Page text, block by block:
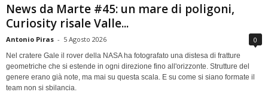
News da Marte #45: un mare di poligoni,
Curiosity risale Valle...
Antonio Piras - 5 Agosto 2026 0
Nel cratere Gale il rover della NASA ha fotografato una distesa di fratture
geometriche che si estende in ogni direzione fino all'orizzonte. Strutture del
genere erano già note, ma mai su questa scala. E su come si siano formate il
team non si sbilancia.